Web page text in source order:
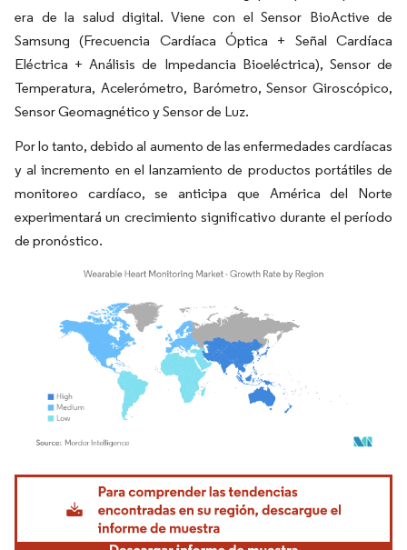
era de la salud digital. Viene con el Sensor BioActive de
Samsung (Frecuencia Cardíaca Óptica + Señal Cardíaca
Eléctrica + Análisis de Impedancia Bioeléctrica), Sensor de
Temperatura, Acelerómetro, Barómetro, Sensor Giroscópico,
Sensor Geomagnético y Sensor de Luz.
Por lo tanto, debido al aumento de las enfermedades cardíacas
y al incremento en el lanzamiento de productos portátiles de
monitoreo cardíaco, se anticipa que América del Norte
experimentará un crecimiento significativo durante el período
de pronóstico.
Imagen © Mordor Intelligence. El uso requiere atribución según CC BY 4.0.